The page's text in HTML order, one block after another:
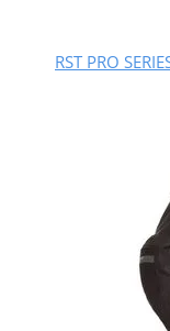
RST PRO